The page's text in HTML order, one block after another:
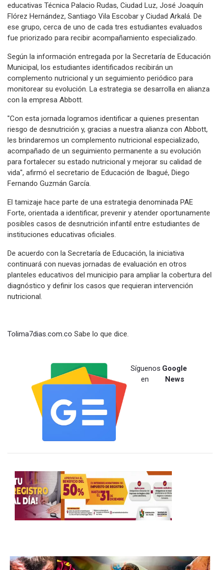
educativas Técnica Palacio Rudas, Ciudad Luz, José Joaquín
Flórez Hernández, Santiago Vila Escobar y Ciudad Arkalá. De
ese grupo, cerca de uno de cada tres estudiantes evaluados
fue priorizado para recibir acompañamiento especializado.
Según la información entregada por la Secretaría de Educación
Municipal, los estudiantes identificados recibirán un
complemento nutricional y un seguimiento periódico para
monitorear su evolución. La estrategia se desarrolla en alianza
con la empresa Abbott.
"Con esta jornada logramos identificar a quienes presentan
riesgo de desnutrición y, gracias a nuestra alianza con Abbott,
les brindaremos un complemento nutricional especializado,
acompañado de un seguimiento permanente a su evolución
para fortalecer su estado nutricional y mejorar su calidad de
vida", afirmó el secretario de Educación de Ibagué, Diego
Fernando Guzmán García.
El tamizaje hace parte de una estrategia denominada PAE
Forte, orientada a identificar, prevenir y atender oportunamente
posibles casos de desnutrición infantil entre estudiantes de
instituciones educativas oficiales.
De acuerdo con la Secretaría de Educación, la iniciativa
continuará con nuevas jornadas de evaluación en otros
planteles educativos del municipio para ampliar la cobertura del
diagnóstico y definir los casos que requieran intervención
nutricional.
Tolima7dias.com.co Sabe lo que dice.
Síguenos
en
Google
News